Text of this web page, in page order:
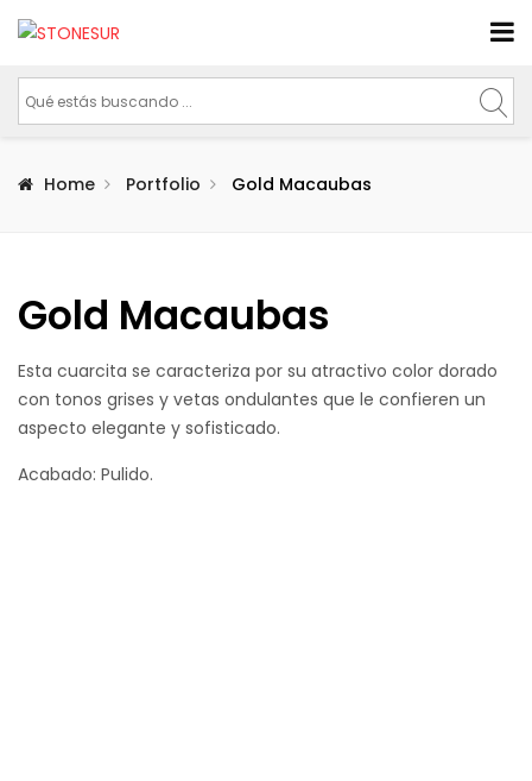
Home Portfolio Gold Macaubas
Gold Macaubas
Esta cuarcita se caracteriza por su atractivo color dorado
con tonos grises y vetas ondulantes que le confieren un
aspecto elegante y sofisticado.
Acabado: Pulido.